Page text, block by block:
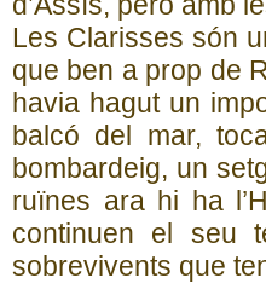
Les Clarisses són
que ben a prop de
havia hagut un
balcó del mar,
bombardeig, un
ruïnes ara hi ha
continuen el seu
sobrevivents que